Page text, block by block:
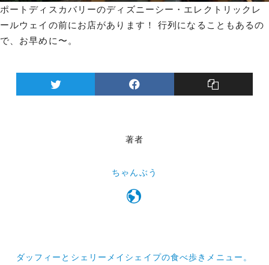
ポートディスカバリーのディズニーシー・エレクトリックレ
ールウェイの前にお店があります！ 行列になることもあるの
で、お早めに〜。
著者
ちゃんぶう
投
ダッフィーとシェリーメイシェイプの食べ歩きメニュー。